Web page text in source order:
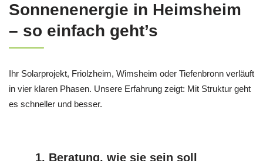
Sonnenenergie in Heimsheim
– so einfach geht’s
Ihr Solarprojekt, Friolzheim, Wimsheim oder Tiefenbronn verläuft
in vier klaren Phasen. Unsere Erfahrung zeigt: Mit Struktur geht
es schneller und besser.
1. Beratung, wie sie sein soll